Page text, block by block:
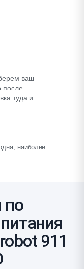
ваш
после
туда и
наиболее
по
911